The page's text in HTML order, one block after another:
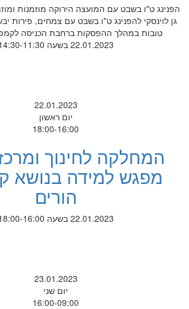
הפנינג ט"ו בשבט עם המועצה הירוקה מוזמנות
גן לוינסקי להפנינג ט"ו בשבט עם צמחים, פירות
טובות במהלך ההפסקות ברחבת הכניסה
22.01.2023 בשעה 14:30-11:30
22.01.2023
יום ראשון
18:00-16:00
המחלקה לחינוך
מפגש למידה בנושא
הורים
22.01.2023 בשעה 18:00-16:00
23.01.2023
יום שני
16:00-09:00